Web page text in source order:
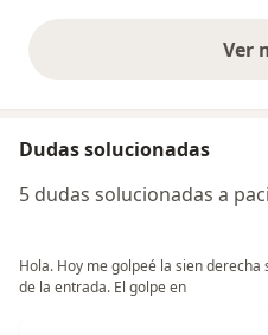
Ver
Dudas solucionadas
5 dudas solucionadas a
Hola. Hoy me golpeé la sien
de la entrada. El golpe en